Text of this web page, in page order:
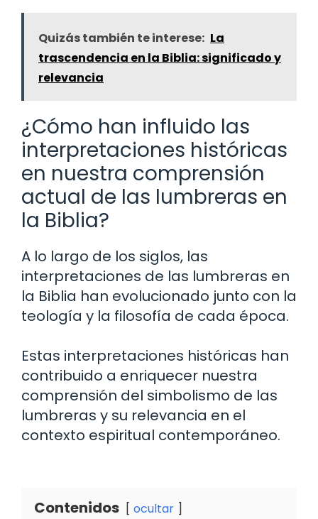
Quizás también te interese: La
trascendencia en la Biblia: significado y
relevancia
¿Cómo han influido las
interpretaciones históricas
en nuestra comprensión
actual de las lumbreras en
la Biblia?
A lo largo de los siglos, las
interpretaciones de las lumbreras en
la Biblia han evolucionado junto con la
teología y la filosofía de cada época.
Estas interpretaciones históricas han
contribuido a enriquecer nuestra
comprensión del simbolismo de las
lumbreras y su relevancia en el
contexto espiritual contemporáneo.
Contenidos ocultar